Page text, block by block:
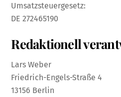
Umsatzsteuergesetz:
DE 272465190
Redaktionell
Lars Weber
Friedrich-Engels-Straße 4
13156 Berlin